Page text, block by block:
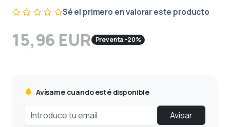
Sé el primero en valorar este producto
15,96 EUR Preventa -20%
Avísame cuando esté disponible
Avisar